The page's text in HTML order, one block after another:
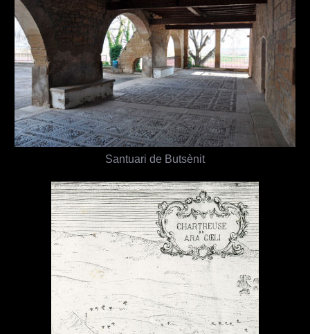
Santuari de Butsènit